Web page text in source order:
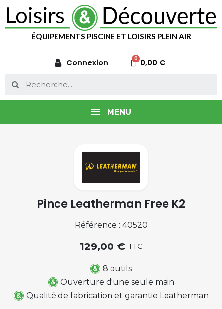
ÉQUIPEMENTS PISCINE ET LOISIRS PLEIN AIR
Connexion 0,00 €
MENU
Pince Leatherman Free K2
Référence : 40520
129,00 € TTC
8 outils
Ouverture d'une seule main
Qualité de fabrication et garantie Leatherman